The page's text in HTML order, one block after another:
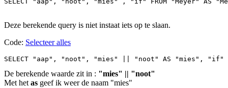
Deze berekende query is niet instaat iets op te slaan.
Code: Selecteer alles
De berekende waarde zit in : "mies" || "noot"
Met het as geef ik weer de naam "mies"